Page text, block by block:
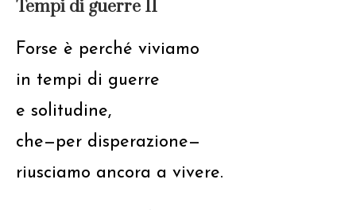
Tempi di guerre II
Forse è perché viviamo
in tempi di guerre
e solitudine,
che—per disperazione—
riusciamo ancora a vivere.